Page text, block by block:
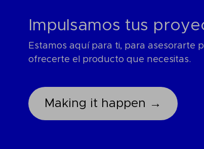
Impulsamos tus
Estamos aquí para ti, para asesorarte
ofrecerte el producto que necesitas.
Making it happen →